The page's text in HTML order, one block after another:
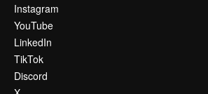
Instagram
YouTube
LinkedIn
TikTok
Discord